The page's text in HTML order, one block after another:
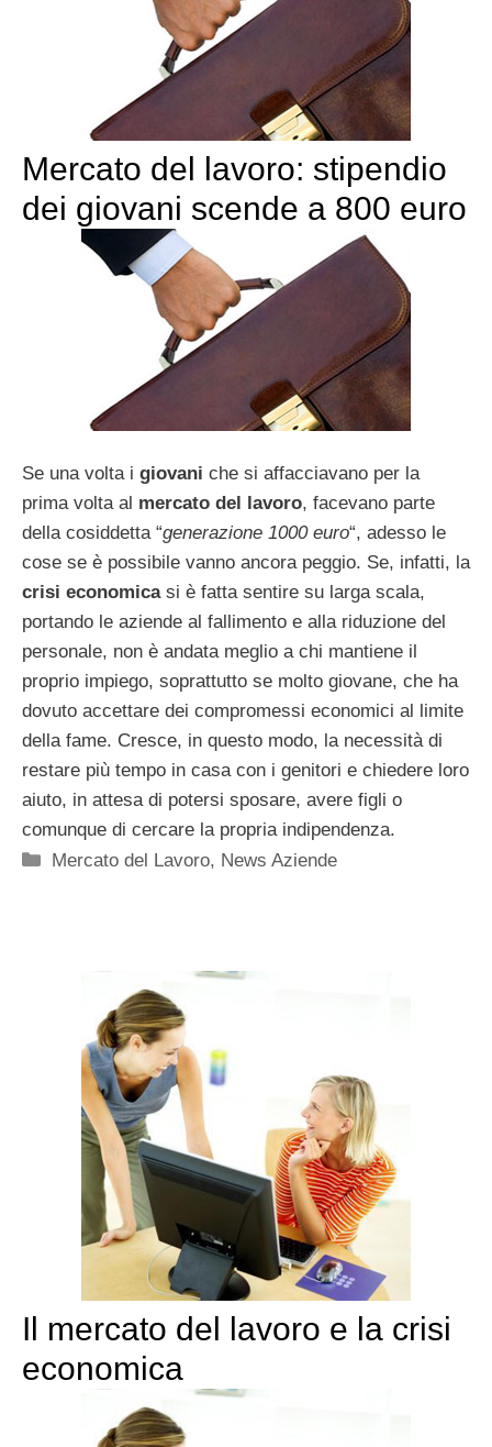
Mercato del lavoro: stipendio
dei giovani scende a 800 euro
Se una volta i giovani che si affacciavano per la
prima volta al mercato del lavoro, facevano parte
della cosiddetta “generazione 1000 euro“, adesso le
cose se è possibile vanno ancora peggio. Se, infatti, la
crisi economica si è fatta sentire su larga scala,
portando le aziende al fallimento e alla riduzione del
personale, non è andata meglio a chi mantiene il
proprio impiego, soprattutto se molto giovane, che ha
dovuto accettare dei compromessi economici al limite
della fame. Cresce, in questo modo, la necessità di
restare più tempo in casa con i genitori e chiedere loro
aiuto, in attesa di potersi sposare, avere figli o
comunque di cercare la propria indipendenza.
Categorie
Mercato del Lavoro, News Aziende
Il mercato del lavoro e la crisi
economica